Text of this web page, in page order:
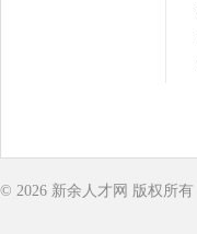
© 2026 新余人才网 版权所有